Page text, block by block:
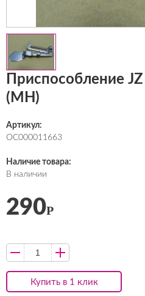
Приспособление
(MH)
Артикул:
ОС000011663
Наличие товара:
В наличии
Купить в 1 клик
290Р